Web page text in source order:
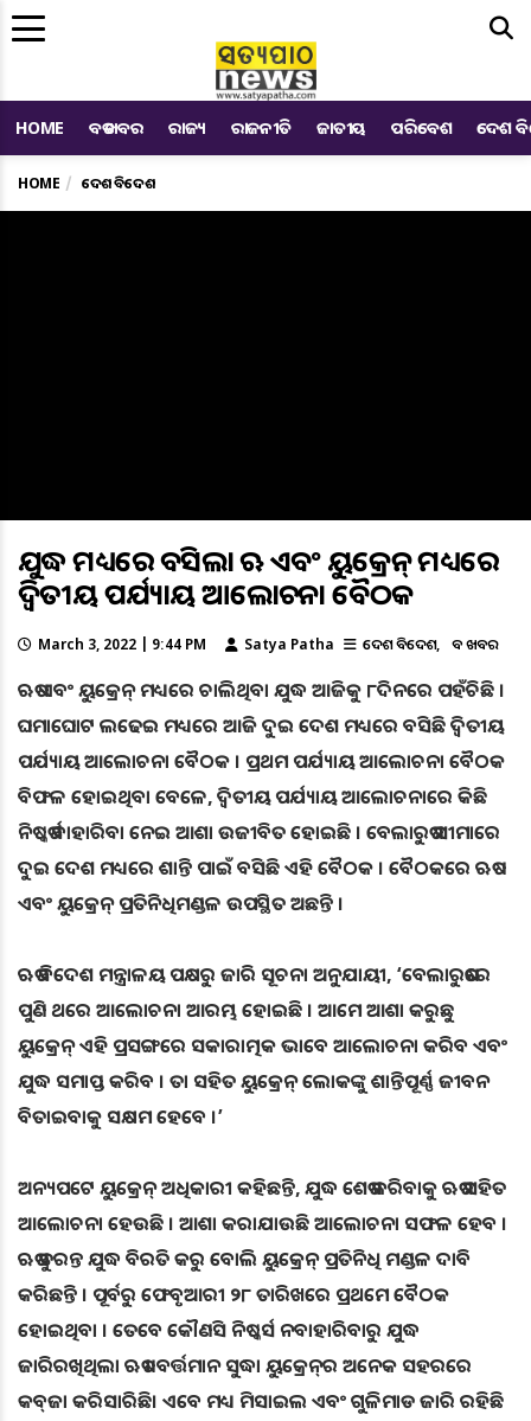
HOME ବଡ ଖବର ରାଜ୍ୟ ରାଜନୀତି ଜାତୀୟ ପରିବେଶ ଦେଶ
HOME ଦେଶ ବିଦେଶ
ଯୁଦ୍ଧ ମଧ୍ୟରେ ବସିଲା ଋଷ ଏବଂ ୟୁକ୍ରେନ୍‌ ମଧ୍ୟରେ
ଦ୍ବିତୀୟ ପର୍ଯ୍ୟାୟ ଆଲୋଚନା ବୈଠକ
March 3, 2022 | 9:44 PM Satya Patha ଦେଶ ବିଦେଶ ବଡ ଖବର
ଋଷ ଏବଂ ୟୁକ୍ରେନ୍‌ ମଧ୍ୟରେ ଚାଲିଥିବା ଯୁଦ୍ଧ ଆଜିକୁ ୮ଦିନରେ ପହଁଚିଛି ।
ଘମାଘୋଟ ଲଢେଇ ମଧ୍ୟରେ ଆଜି ଦୁଇ ଦେଶ ମଧ୍ୟରେ ବସିଛି ଦ୍ବିତୀୟ
ପର୍ଯ୍ୟାୟ ଆଲୋଚନା ବୈଠକ । ପ୍ରଥମ ପର୍ଯ୍ୟାୟ ଆଲୋଚନା ବୈଠକ
ବିଫଳ ହୋଇଥିବା ବେଳେ, ଦ୍ଵିତୀୟ ପର୍ଯ୍ୟାୟ ଆଲୋଚନାରେ କିଛି
ନିଷ୍କର୍ଷ ବାହାରିବା ନେଇ ଆଶା ଉଜୀବିତ ହୋଇଛି । ବେଲାରୁଷ ସୀମାରେ
ଦୁଇ ଦେଶ ମଧ୍ୟରେ ଶାନ୍ତି ପାଇଁ ବସିଛି ଏହି ବୈଠକ । ବୈଠକରେ ଋଷ
ଏବଂ ୟୁକ୍ରେନ୍‌ ପ୍ରତିନିଧିମଣ୍ଡଳ ଉପସ୍ଥିତ ଅଛନ୍ତି ।
ଋଷ ବିଦେଶ ମନ୍ତ୍ରାଳୟ ପକ୍ଷରୁ ଜାରି ସୂଚନା ଅନୁଯାୟୀ, ‘ବେଲାରୁଷରେ
ପୁଣି ଥରେ ଆଲୋଚନା ଆରମ୍ଭ ହୋଇଛି । ଆମେ ଆଶା କରୁଛୁ
ୟୁକ୍ରେନ୍‌ ଏହି ପ୍ରସଙ୍ଗରେ ସକାରାତ୍ମକ ଭା​ବେ ଆଲୋଚନା କରିବ ଏବଂ
ଯୁଦ୍ଧ ସମାପ୍ତ କରିବ । ତା ସହିତ ୟୁକ୍ରେନ୍‌ ଲୋକଙ୍କୁ ଶାନ୍ତିପୂର୍ଣ୍ଣ ଜୀବନ
ବିତାଇବାକୁ ସକ୍ଷମ ହେବେ ।’
ଅନ୍ୟପଟେ ୟୁକ୍ରେନ୍‌ ଅଧିକାରୀ କହିଛନ୍ତି, ଯୁଦ୍ଧ ଶେଷ କରିବାକୁ ଋଷ ସହିତ
ଆଲୋଚନା ହେଉଛି । ଆଶା କରାଯାଉଛି ଆଲୋଚନା ସଫଳ ହେବ ।
ଋଷ ତୁରନ୍ତ ଯୁଦ୍ଧ ବିରତି କରୁ ବୋଲି ୟୁକ୍ରେନ୍‌ ପ୍ରତିନିଧି ମଣ୍ଡଳ ଦାବି
କରିଛନ୍ତି । ପୂର୍ବରୁ ଫେବୃଆରୀ ୨୮ ତାରିଖରେ ପ୍ରଥମେ ବୈଠକ
ହୋଇଥିବା । ତେବେ କୌଣସି ନିଷ୍କର୍ସ ନବାହାରିବାରୁ ଯୁଦ୍ଧ
ଜାରିରଖିଥିଲା ଋଷ । ବର୍ତ୍ତମାନ ସୁଦ୍ଧା ୟୁକ୍ରେନ୍‌ର ଅନେକ ସହରରେ
କବ୍‌ଜା କରିସାରିଛି। ଏବେ ମଧ୍ୟ ମିସାଇଲ ଏବଂ ଗୁଳିମାଡ ଜାରି ରହିଛି